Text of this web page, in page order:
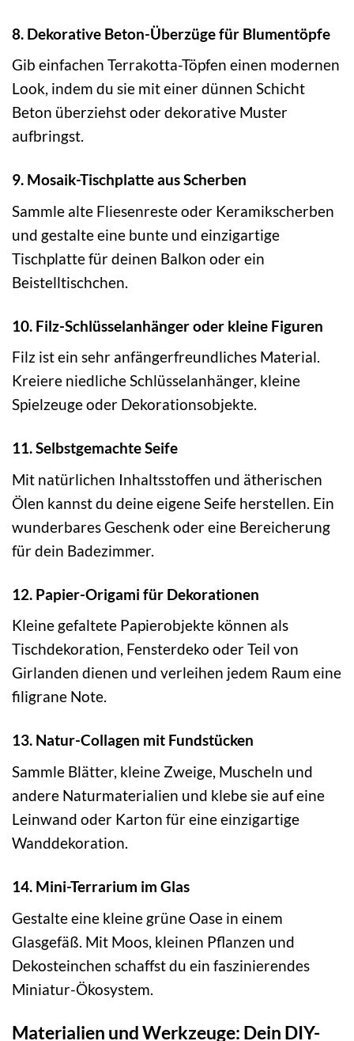
8. Dekorative Beton-Überzüge für Blumentöpfe
Gib einfachen Terrakotta-Töpfen einen modernen
Look, indem du sie mit einer dünnen Schicht
Beton überziehst oder dekorative Muster
aufbringst.
9. Mosaik-Tischplatte aus Scherben
Sammle alte Fliesenreste oder Keramikscherben
und gestalte eine bunte und einzigartige
Tischplatte für deinen Balkon oder ein
Beistelltischchen.
10. Filz-Schlüsselanhänger oder kleine Figuren
Filz ist ein sehr anfängerfreundliches Material.
Kreiere niedliche Schlüsselanhänger, kleine
Spielzeuge oder Dekorationsobjekte.
11. Selbstgemachte Seife
Mit natürlichen Inhaltsstoffen und ätherischen
Ölen kannst du deine eigene Seife herstellen. Ein
wunderbares Geschenk oder eine Bereicherung
für dein Badezimmer.
12. Papier-Origami für Dekorationen
Kleine gefaltete Papierobjekte können als
Tischdekoration, Fensterdeko oder Teil von
Girlanden dienen und verleihen jedem Raum eine
filigrane Note.
13. Natur-Collagen mit Fundstücken
Sammle Blätter, kleine Zweige, Muscheln und
andere Naturmaterialien und klebe sie auf eine
Leinwand oder Karton für eine einzigartige
Wanddekoration.
14. Mini-Terrarium im Glas
Gestalte eine kleine grüne Oase in einem
Glasgefäß. Mit Moos, kleinen Pflanzen und
Dekosteinchen schaffst du ein faszinierendes
Miniatur-Ökosystem.
Materialien und Werkzeuge: Dein DIY-